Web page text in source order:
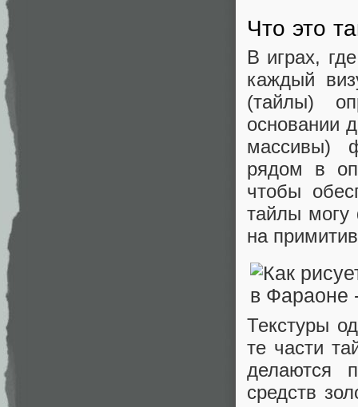
Что это
В играх,
каждый
(тайлы)
основании
массивы)
рядом в
чтобы
тайлы могу
на
Текстуры
те части
делаются
средств